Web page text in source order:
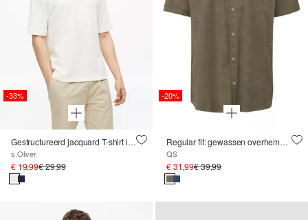
-33%
Gestructureerd jacquard T-shirt in een moderne pasvorm
s.Oliver
€ 19,99€ 29,99
-20%
Regular fit: gewassen overhemd met print all-over
QS
€ 31,99€ 39,99